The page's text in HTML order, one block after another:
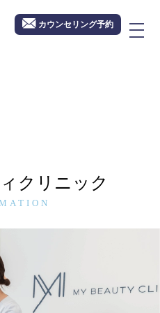
カウンセリング予約
クリニック